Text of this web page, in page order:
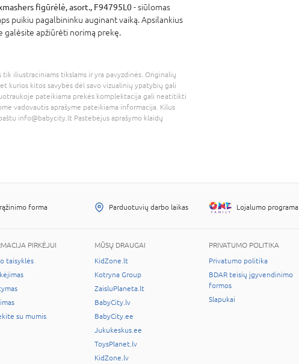
figūrėlė, asort., F94795L0- siūlomas
puikiu pagalbininku auginant vaiką. Apsilankius
apžiūrėti norimą prekę.
iliustraciniams tikslams ir yra pavyzdinės. Originalių
kurios kitos savybės dėl savo vizualinių ypatybių gali
pateikiama prekės komplektacija gali neatitikti
vadovautis aprašyme pateikiama informacija. Kilus
info@babycity.lt Pastebėjus aprašymo klaidų
forma Parduotuvių darbo laikas Lojalumo programa
PIRKĖJUI
taisyklės
su mumis
MŪSŲ DRAUGAI
KidZone.lt
Kotryna Group
ZaisluPlaneta.lt
BabyCity.lv
BabyCity.ee
Jukukeskus.ee
ToysPlanet.lv
KidZone.lv
PRIVATUMO POLITIKA
Privatumo politika
BDAR teisių įgyvendinimo
formos
Slapukai